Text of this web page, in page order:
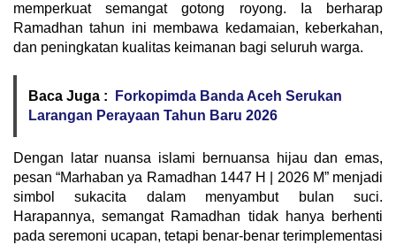
memperkuat semangat gotong royong. Ia berharap
Ramadhan tahun ini membawa kedamaian, keberkahan,
dan peningkatan kualitas keimanan bagi seluruh warga.
Baca Juga :
Forkopimda Banda Aceh Serukan
Larangan Perayaan Tahun Baru 2026
Dengan latar nuansa islami bernuansa hijau dan emas,
pesan “Marhaban ya Ramadhan 1447 H | 2026 M” menjadi
simbol sukacita dalam menyambut bulan suci.
Harapannya, semangat Ramadhan tidak hanya berhenti
pada seremoni ucapan, tetapi benar-benar terimplementasi